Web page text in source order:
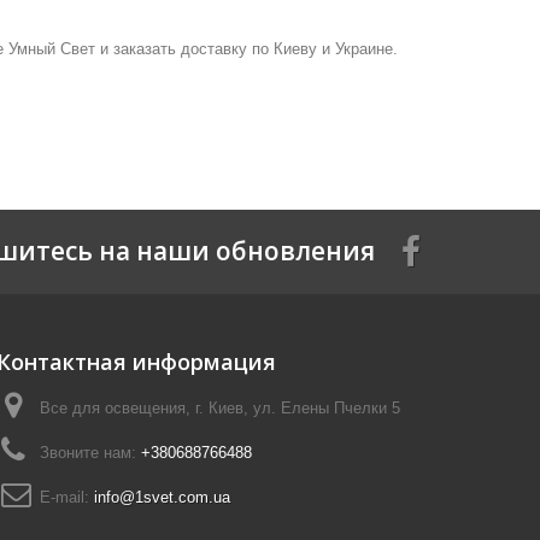
Умный Свет и заказать доставку по Киеву и Украине.
на наши обновления
информация
Все для освещения, г. Киев, ул. Елены Пчелки 5
Звоните нам: +380688766488
E-mail: info@1svet.com.ua